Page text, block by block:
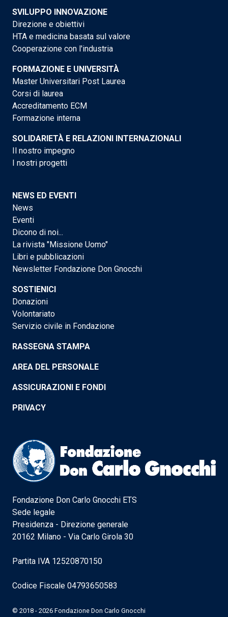
SVILUPPO INNOVAZIONE
Direzione e obiettivi
HTA e medicina basata sul valore
Cooperazione con l'industria
FORMAZIONE E UNIVERSITÀ
Master Universitari Post Laurea
Corsi di laurea
Accreditamento ECM
Formazione interna
SOLIDARIETÀ E RELAZIONI INTERNAZIONALI
Il nostro impegno
I nostri progetti
NEWS ED EVENTI
News
Eventi
Dicono di noi...
La rivista "Missione Uomo"
Libri e pubblicazioni
Newsletter Fondazione Don Gnocchi
SOSTIENICI
Donazioni
Volontariato
Servizio civile in Fondazione
RASSEGNA STAMPA
AREA DEL PERSONALE
ASSICURAZIONI E FONDI
PRIVACY
Fondazione Don Carlo Gnocchi ETS
Sede legale
Presidenza - Direzione generale
20162 Milano - Via Carlo Girola 30
Partita IVA 12520870150
Codice Fiscale 04793650583
© 2018 - 2026 Fondazione Don Carlo Gnocchi